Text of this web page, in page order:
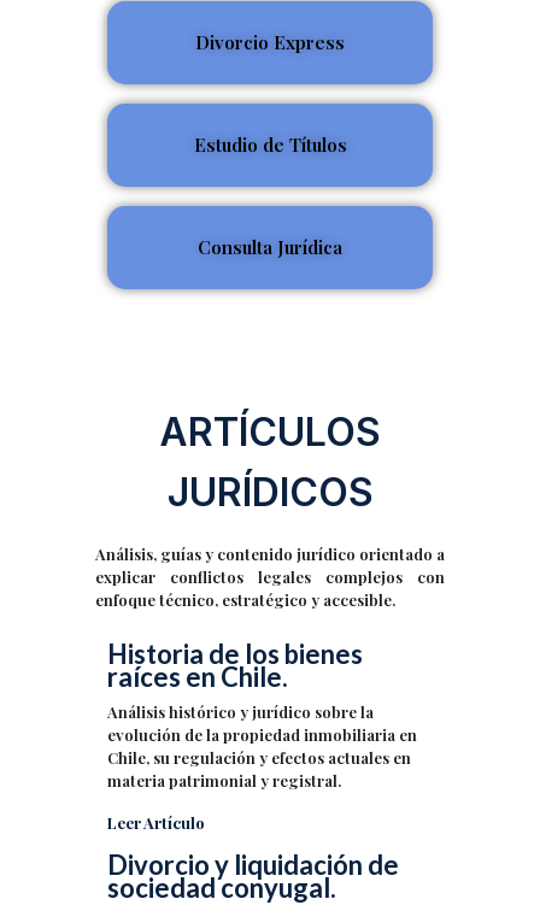
Divorcio Express
Estudio de Títulos
Consulta Jurídica
ARTÍCULOS
JURÍDICOS
Análisis, guías y contenido jurídico orientado a
explicar conflictos legales complejos con
enfoque técnico, estratégico y accesible.
Historia de los bienes
raíces en Chile.
Análisis histórico y jurídico sobre la
evolución de la propiedad inmobiliaria en
Chile, su regulación y efectos actuales en
materia patrimonial y registral.
Leer Artículo
Divorcio y liquidación de
sociedad conyugal.